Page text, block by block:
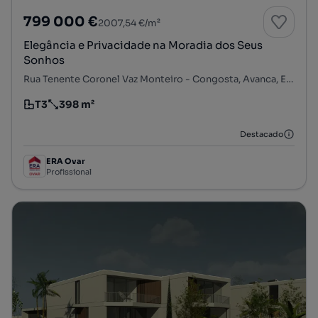
799 000 €2007,54 €/m²
Elegância e Privacidade na Moradia dos Seus
Sonhos
Rua Tenente Coronel Vaz Monteiro - Congosta, Avanca, Estarreja, Aveiro
Tipologia
T3
Preço por metro quadrado
398 m²
Destacado
ERA Ovar
Profissional